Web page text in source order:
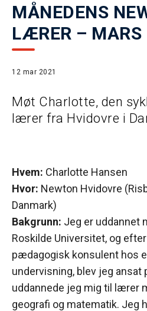
MÅNEDENS
LÆRER – MARS
12 mar 2021
Møt Charlotte, den
lærer fra Hvidovre i
Hvem: Charlotte Hansen
Hvor: Newton Hvidovre
Danmark)
Bakgrunn: Jeg er uddannet
Roskilde Universitet, og
pædagogisk konsulent hos
undervisning, blev jeg ansat
uddannede jeg mig til lærer
geografi og matematik. Jeg